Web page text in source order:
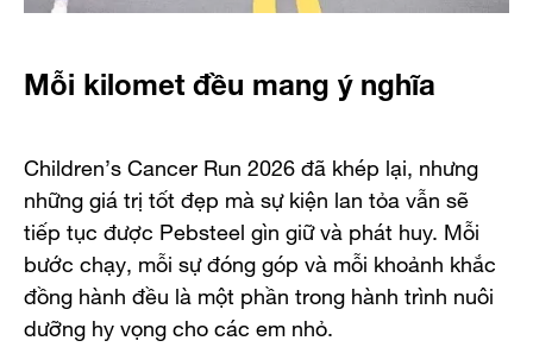
Mỗi kilomet đều mang ý nghĩa
Children’s Cancer Run 2026 đã khép lại, nhưng
những giá trị tốt đẹp mà sự kiện lan tỏa vẫn sẽ
tiếp tục được Pebsteel gìn giữ và phát huy. Mỗi
bước chạy, mỗi sự đóng góp và mỗi khoảnh khắc
đồng hành đều là một phần trong hành trình nuôi
dưỡng hy vọng cho các em nhỏ.